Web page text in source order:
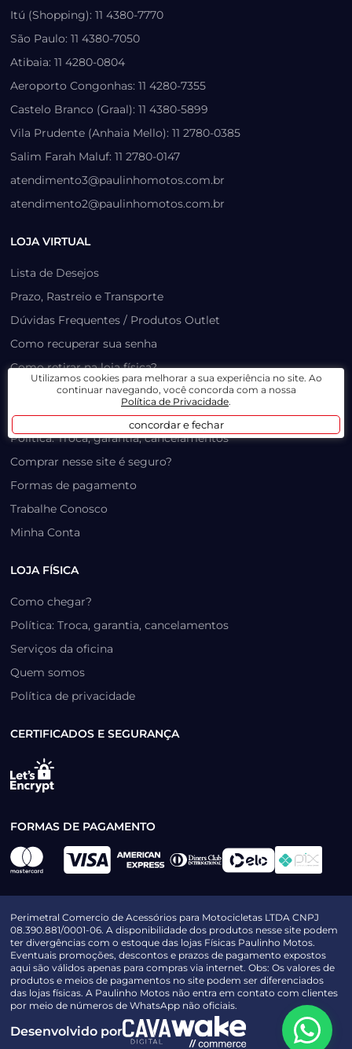
Itú (Shopping): 11 4380-7770
São Paulo: 11 4380-7050
Atibaia: 11 4280-0804
Aeroporto Congonhas: 11 4280-7355
Castelo Branco (Graal): 11 4380-5899
Vila Prudente (Anhaia Mello): 11 2780-0385
Salim Farah Maluf: 11 2780-0147
atendimento3@paulinhomotos.com.br
atendimento2@paulinhomotos.com.br
LOJA VIRTUAL
Lista de Desejos
Prazo, Rastreio e Transporte
Dúvidas Frequentes / Produtos Outlet
Como recuperar sua senha
Como retirar na loja física?
Como funciona o Frete Grátis e Instalação Gratuita
Troca e Garantia
Política: Troca, garantia, cancelamentos
Comprar nesse site é seguro?
Formas de pagamento
Trabalhe Conosco
Minha Conta
LOJA FÍSICA
Como chegar?
Política: Troca, garantia, cancelamentos
Serviços da oficina
Quem somos
Política de privacidade
CERTIFICADOS E SEGURANÇA
FORMAS DE PAGAMENTO
Perimetral Comercio de Acessórios para Motocicletas LTDA CNPJ
08.390.881/0001-06. A disponibilidade dos produtos nesse site podem
ter divergências com o estoque das lojas Físicas Paulinho Motos.
Eventuais promoções, descontos e prazos de pagamento expostos
aqui são válidos apenas para compras via internet. Obs: Os valores de
produtos e meios de pagamentos no site podem ser diferenciados
das lojas físicas. A Paulinho Motos não entra em contato com clientes
por meio de números de WhatsApp não oficiais.
Desenvolvido por
Utilizamos cookies para melhorar a sua experiência no site. Ao
continuar navegando, você concorda com a nossa
Política de Privacidade.
concordar e fechar